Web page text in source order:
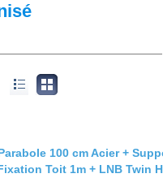
100 cm Acier +
Toit 1m + LNB Twin